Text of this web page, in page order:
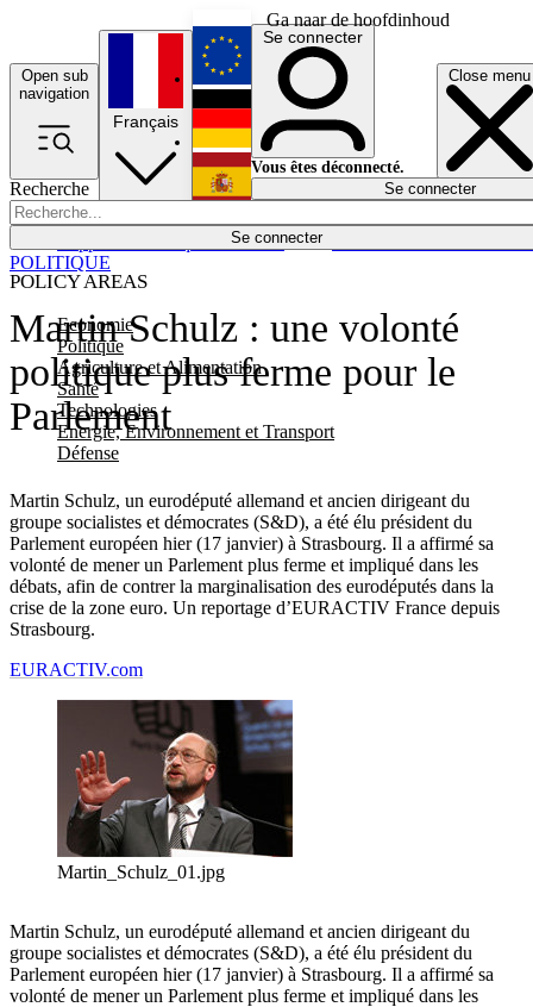
Ga naar de hoofdinhoud
Open sub
navigation
Close menu
Recherche
Se connecter
POLICY AREAS
Economie
Politique
Agriculture et Alimentation
Santé
Technologies
Energie, Environnement et Transport
Défense
Économie
Français
English
Deutsch
Español
Se connecter
Vous êtes déconnecté.
Se connecter
Martin Schulz : une volonté
politique plus ferme pour le
Parlement
Martin Schulz, un eurodéputé allemand et ancien dirigeant du
groupe socialistes et démocrates (S&D), a été élu président du
Parlement européen hier (17 janvier) à Strasbourg. Il a affirmé sa
volonté de mener un Parlement plus ferme et impliqué dans les
débats, afin de contrer la marginalisation des eurodéputés dans la
crise de la zone euro. Un reportage d’EURACTIV France depuis
Strasbourg.
POLITIQUE
EURACTIV.com
Martin_Schulz_01.jpg
Martin Schulz, un eurodéputé allemand et ancien dirigeant du
groupe socialistes et démocrates (S&D), a été élu président du
Parlement européen hier (17 janvier) à Strasbourg. Il a affirmé sa
volonté de mener un Parlement plus ferme et impliqué dans les